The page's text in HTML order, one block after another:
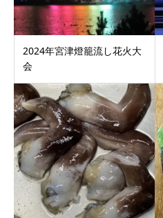
2024年宮津燈籠流し花火大
会